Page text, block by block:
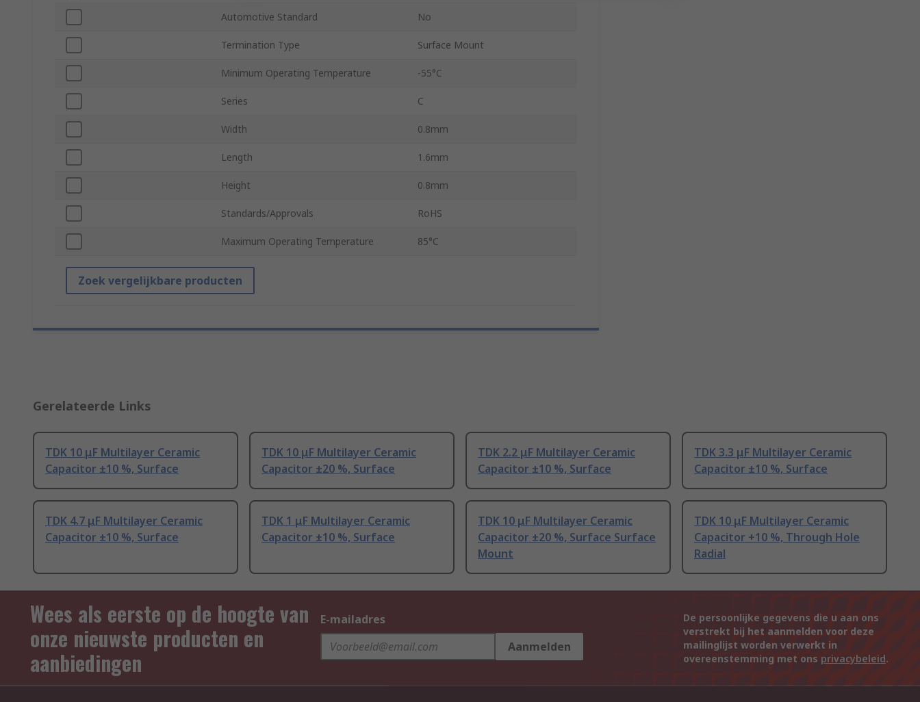
Automotive Standard No
Termination Type Surface Mount
Minimum Operating Temperature -55°C
Series C
Width 0.8mm
Length 1.6mm
Height 0.8mm
Standards/Approvals RoHS
Maximum Operating Temperature 85°C
Zoek vergelijkbare producten
Gerelateerde Links
TDK 10 μF Multilayer Ceramic
Capacitor ±10 %, Surface
TDK 10 μF Multilayer Ceramic
Capacitor ±20 %, Surface
TDK 2.2 μF Multilayer Ceramic
Capacitor ±10 %, Surface
TDK 3.3 μF Multilayer Ceramic
Capacitor ±10 %, Surface
TDK 4.7 μF Multilayer Ceramic
Capacitor ±10 %, Surface
TDK 1 μF Multilayer Ceramic
Capacitor ±10 %, Surface
TDK 10 μF Multilayer Ceramic
Capacitor ±20 %, Surface Surface
Mount
TDK 10 μF Multilayer Ceramic
Capacitor +10 %, Through Hole
Radial
Wees als eerste op de hoogte van
onze nieuwste producten en
aanbiedingen
E-mailadres
Aanmelden
De persoonlijke gegevens die u aan ons
verstrekt bij het aanmelden voor deze
mailinglijst worden verwerkt in
overeenstemming met ons privacybeleid.